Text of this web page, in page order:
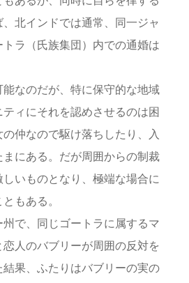
北インドでは通常、同一ジャ
ラ（氏族集団）内での通婚は
能なのだが、特に保守的な地域
ィにそれを認めさせるのは困
仲なので駆け落ちしたり、入
にある。だが周囲からの制裁
いものとなり、極端な場合に
もある。
で、同じゴートラに属するマ
恋人のバブリーが周囲の反対を
果、ふたりはバブリーの実の